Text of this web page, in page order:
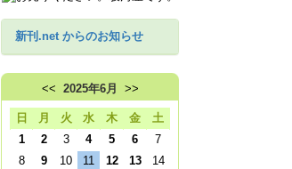
新刊.net からのお知らせ
<< 2025年6月 >>
日 月 火 水 木 金
土
1
2 3 4 5 6
7
8
9 10 11 12 13
14